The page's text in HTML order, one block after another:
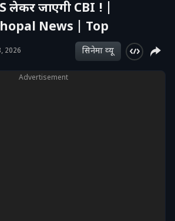
जाएगी CBI ! |
News | Top
2026 सिनेमा व्‍यू
Advertisement